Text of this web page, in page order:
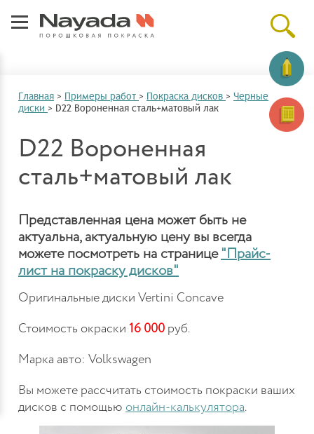
Главная > Примеры работ > Покраска дисков > Черные
диски > D22 Вороненная сталь+матовый лак
D22 Вороненная
сталь+матовый лак
Представленная цена может быть не
актуальна, актуальную цену вы всегда
можете посмотреть на странице "Прайс-
лист на покраску дисков"
Оригинальные диски Vertini Concave
Стоимость окраски 16 000 руб.
Марка авто: Volkswagen
Вы можете рассчитать стоимость покраски ваших
дисков с помощью онлайн-калькулятора.